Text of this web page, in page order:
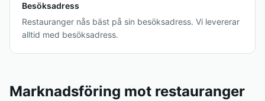
Besöksadress
Restauranger nås bäst på sin besöksadress. Vi levererar
alltid med besöksadress.
Marknadsföring mot restauranger